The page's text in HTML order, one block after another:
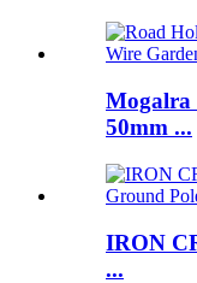
Mogalra
50mm ...
IRON
...